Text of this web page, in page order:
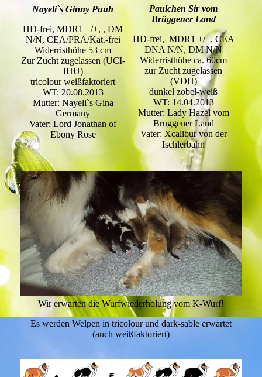
Nayeli`s Ginny Puuh
HD-frei, MDR1 +/+, , DM
N/N, CEA/PRA/Kat.-frei
Widerristhöhe 53 cm
Zur Zucht zugelassen (UCI-
IHU)
tricolour weißfaktoriert
WT: 20.08.2013
Mutter: Nayeli`s Gina
Germany
Vater: Lord Jonathan of
Ebony Rose
Paulchen Sir vom
Brüggener Land
HD-frei, MDR1 +/+, CEA
DNA N/N, DM N/N
Widerristhöhe ca. 60cm
zur Zucht zugelassen
(VDH)
dunkel zobel-weiß
WT: 14.04.2013
Mutter: Lady Hazel vom
Brüggener Land
Vater: Xcalibur von der
Ischlerbahn
Wir erwarten die Wurfwiederholung vom K-Wurf!
Es werden Welpen in tricolour und dark-sable erwartet
(auch weißfaktoriert)